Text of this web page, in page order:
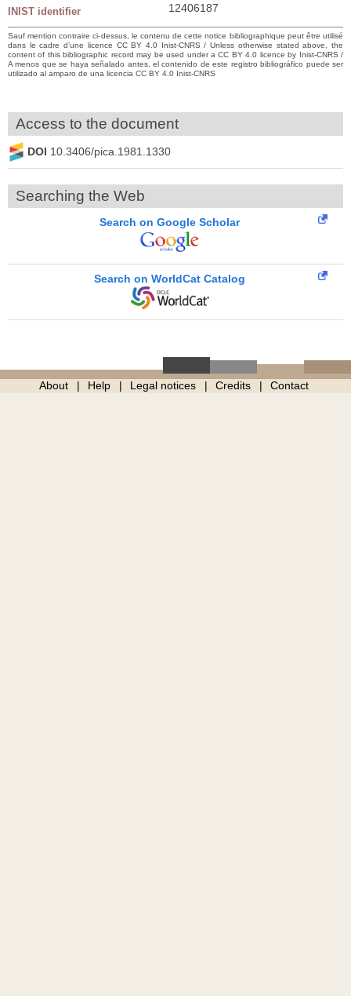
INIST identifier 12406187
Sauf mention contraire ci-dessus, le contenu de cette notice bibliographique peut être utilisé
dans le cadre d’une licence CC BY 4.0 Inist-CNRS / Unless otherwise stated above, the
content of this bibliographic record may be used under a CC BY 4.0 licence by Inist-CNRS /
A menos que se haya señalado antes, el contenido de este registro bibliográfico puede ser
utilizado al amparo de una licencia CC BY 4.0 Inist-CNRS
Access to the document
DOI 10.3406/pica.1981.1330
Searching the Web
Search on Google Scholar
Search on WorldCat Catalog
About Help Legal notices Credits Contact